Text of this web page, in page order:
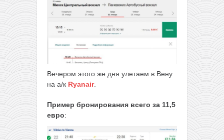
Вечером этого же дня улетаем в Вену
на а/к Ryanair.
Пример бронирования всего за 11,5
евро: